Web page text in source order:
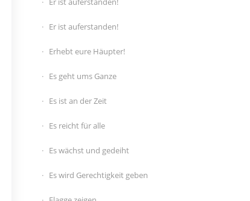
Er ist auferstanden!
Erhebt eure Häupter!
Es geht ums Ganze
Es ist an der Zeit
Es reicht für alle
Es wächst und gedeiht
Es wird Gerechtigkeit geben